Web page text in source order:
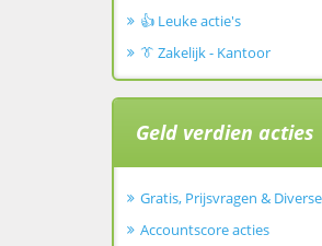
👍 Leuke actie's
👔 Zakelijk - Kantoor
Geld verdien acties
Gratis, Prijsvragen &
Accountscore acties